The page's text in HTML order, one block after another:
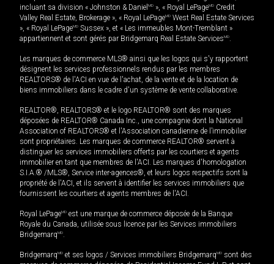
incluant sa division « Johnston & Daniel MD », « Royal LePageMD Credit
Valley Real Estate, Brokerage », « Royal LePageMD West Real Estate Services
», « Royal LePageMD Sussex », et « Les immeubles Mont-Tremblant »
appartiennent et sont gérés par Bridgemarq Real Estate ServicesMD.
Les marques de commerce MLS® ainsi que les logos qui s'y rapportent
désignent les services professionnels rendus par les membres
REALTORS® de l'ACI en vue de l'achat, de la vente et de la location de
biens immobiliers dans le cadre d'un système de vente collaborative.
REALTOR®, REALTORS® et le logo REALTOR® sont des marques
déposées de REALTOR® Canada Inc., une compagnie dont la National
Association of REALTORS® et l'Association canadienne de l’immobilier
sont propriétaires. Les marques de commerce REALTOR® servent à
distinguer les services immobiliers offerts par les courtiers et agents
immobilier en tant que membres de l'ACI. Les marques d'homologation
S.I.A.® /MLS®, Service inter-agences®, et leurs logos respectifs sont la
propriété de l'ACI, et ils servent à identifier les services immobiliers que
fournissent les courtiers et agents membres de l'ACI.
Royal LePageMD est une marque de commerce déposée de la Banque
Royale du Canada, utilisée sous licence par les Services immobiliers
BridgemarqMD.
BridgemarqMD et ses logos / Services immobiliers BridgemarqMD sont des